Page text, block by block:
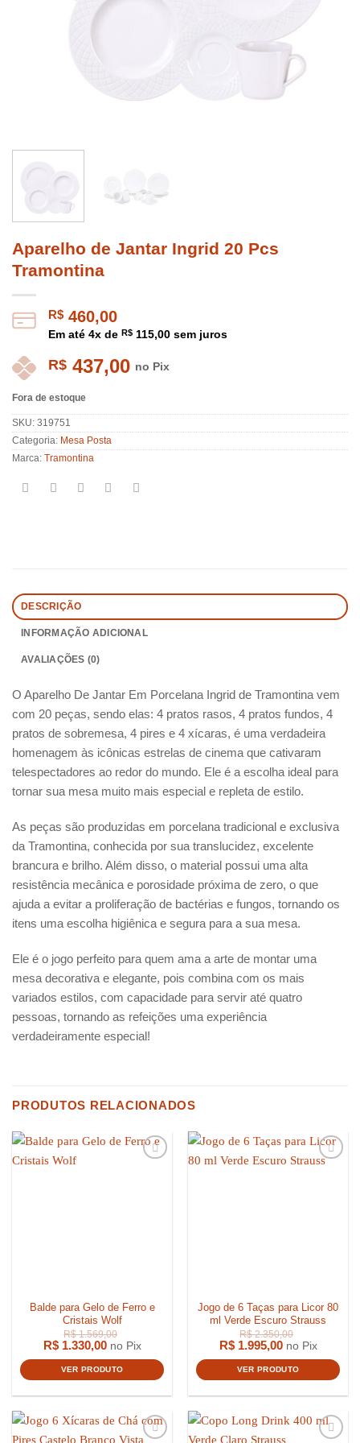
Aparelho de Jantar Ingrid 20 Pcs
Tramontina
R$ 460,00
Em até 4x de R$ 115,00 sem juros
R$ 437,00 no Pix
Fora de estoque
SKU: 319751
Categoria: Mesa Posta
Marca: Tramontina
DESCRIÇÃO
INFORMAÇÃO ADICIONAL
AVALIAÇÕES (0)
O Aparelho De Jantar Em Porcelana Ingrid de Tramontina vem
com 20 peças, sendo elas: 4 pratos rasos, 4 pratos fundos, 4
pratos de sobremesa, 4 pires e 4 xícaras, é uma verdadeira
homenagem às icônicas estrelas de cinema que cativaram
telespectadores ao redor do mundo. Ele é a escolha ideal para
tornar sua mesa muito mais especial e repleta de estilo.
As peças são produzidas em porcelana tradicional e exclusiva
da Tramontina, conhecida por sua translucidez, excelente
brancura e brilho. Além disso, o material possui uma alta
resistência mecânica e porosidade próxima de zero, o que
ajuda a evitar a proliferação de bactérias e fungos, tornando os
itens uma escolha higiênica e segura para a sua mesa.
Ele é o jogo perfeito para quem ama a arte de montar uma
mesa decorativa e elegante, pois combina com os mais
variados estilos, com capacidade para servir até quatro
pessoas, tornando as refeições uma experiência
verdadeiramente especial!
PRODUTOS RELACIONADOS
Balde para Gelo de Ferro e
Cristais Wolf
R$1.330,00 no Pix
VER PRODUTO
Jogo de 6 Taças para Licor 80
ml Verde Escuro Strauss
R$1.995,00 no Pix
VER PRODUTO